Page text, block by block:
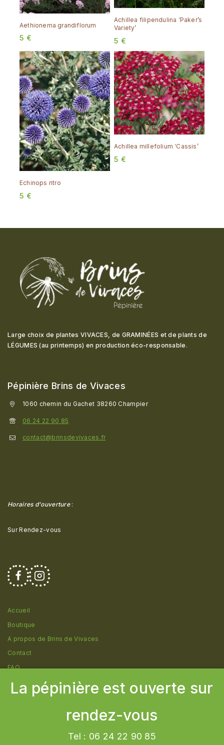
La pépinière est ouverte sur
rendez-vous
Tel : 06 24 22 90 85
Aethionema grandiflorum
5 €
Achillea filipendulina ‘Paker’s
Variety’
5 €
Echinops ritro
5 €
Achillea millefolium ‘Cassis’
5 €
Large choix de plantes VIVACES, de GRAMINÉES et de plants de
LÉGUMES (au printemps) en production éco-responsable .
Pépinière Brins de Vivaces
1060 chemin du Gachet 38260 Champier
06 24 22 90 85
contact@brinsdevivaces.fr
Horaires d'ouverture:
Sur Rendez-vous
Accueil
Boutique
A propos de Brins de Vivaces
Contact
FAQ
© 2026 Pépinière Brins de Vivaces - Création